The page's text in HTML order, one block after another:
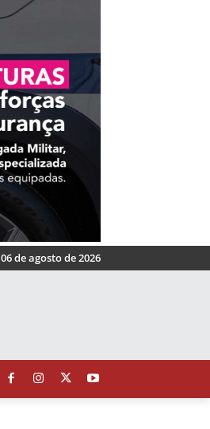
06 de agosto de 2026